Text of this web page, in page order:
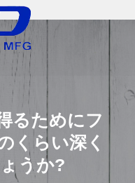
るためにフ
くらい深く
うか?